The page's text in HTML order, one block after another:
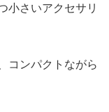
小さいアクセサリ
コンパクトながら